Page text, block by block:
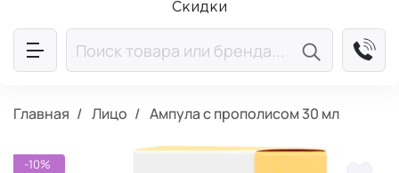
Скидки
Главная Лицо Ампула с прополисом 30 мл
-10%